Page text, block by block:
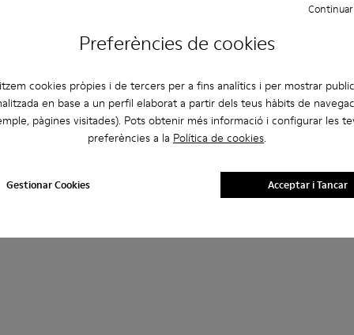
Preferències de cookies
cookies pròpies i de tercers per a fins analítics i per mostrar
en base a un perfil elaborat a partir dels teus hàbits de
pàgines visitades). Pots obtenir més informació i configurar les
preferències a la Política de cookies.
Gestionar Cookies Acceptar i Tancar